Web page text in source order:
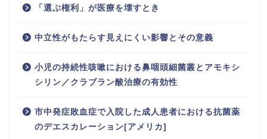
「選ぶ権利」が医療を壊すとき
中立性がもたらす見えにくい影響とその意義
小児の持続性咳嗽における鼻咽頭細菌叢とアモキシ
シリン／クラブラン酸治療の有効性
市中発症敗血症で入院した成人患者における抗菌薬
のデエスカレーション[アメリカ]